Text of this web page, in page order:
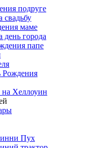
подруге
маме
города
папе
Хеллоуин
Пух